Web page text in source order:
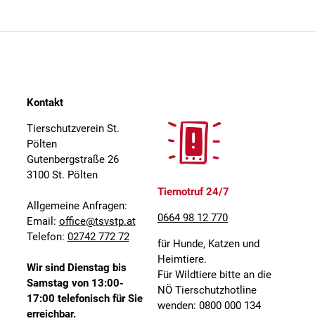
Kontakt
Tierschutzverein St.
Pölten
Gutenbergstraße 26
3100 St. Pölten
Allgemeine Anfragen:
Email: office@tsvstp.at
Telefon: 02742 772 72
Wir sind Dienstag bis
Samstag von 13:00-
17:00 telefonisch für Sie
erreichbar.
Tiernotruf 24/7
0664 98 12 770
für Hunde, Katzen und
Heimtiere.
Für Wildtiere bitte an die
NÖ Tierschutzhotline
wenden: 0800 000 134